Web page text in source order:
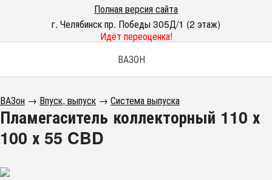
Полная версия сайта
г. Челябинск пр. Победы 305Д/1 (2 этаж)
Идёт переоценка!
ВАЗОН
ВАЗон → Впуск, выпуск → Система выпуска
Пламегаситель коллекторный 110 х
100 х 55 CBD